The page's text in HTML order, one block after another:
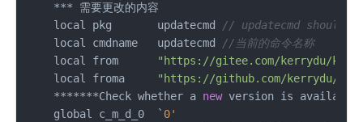
    *** 需要更改的内容
    local pkg       updatecmd
// updatecmd should
    local cmdname   updatecmd
//当前的命令名称
    local from
"https://gitee.com/kerrydu/
    local froma
"https://github.com/kerrydu/
    *******Check whether a
new version is available
    global c_m_d_0  `
0'